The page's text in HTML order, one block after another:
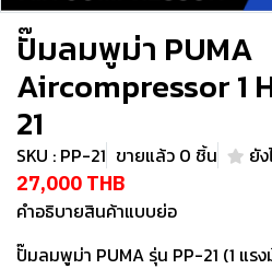
ปั๊มลมพูม่า PUMA
Aircompressor 1
21
SKU : PP-21 ขายแล้ว 0 ชิ้น ยั
27,000 THB
คำอธิบายสินค้าแบบย่อ
ปั๊มลมพูม่า PUMA รุ่น PP-21 (1 แร